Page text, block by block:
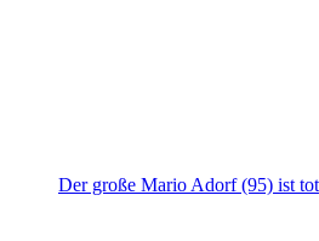
Der große Mario Adorf (95) ist tot